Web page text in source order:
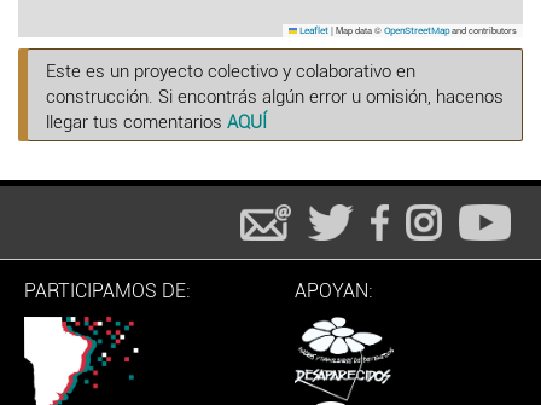
Leaflet |Map data © OpenStreetMapand contributors
Este es un proyecto colectivo y colaborativo en
construcción. Si encontrás algún error u omisión, hacenos
llegar tus comentarios AQUÍ
PARTICIPAMOS DE: APOYAN: